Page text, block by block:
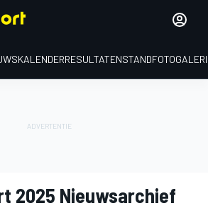
KALENDERRESULTATENSTAND
2025 Nieuwsarchief